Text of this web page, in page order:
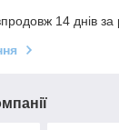
14 днів за